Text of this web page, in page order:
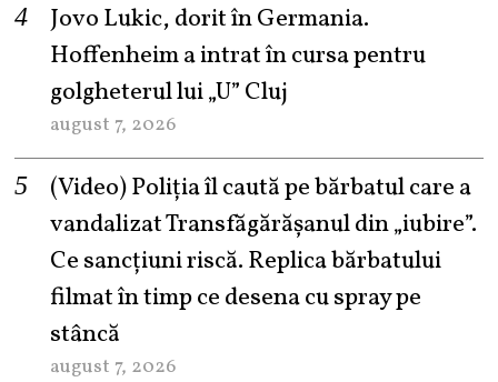
Jovo Lukic, dorit în Germania.
Hoffenheim a intrat în cursa pentru
golgheterul lui „U” Cluj
august 7, 2026
(Video) Poliția îl caută pe bărbatul care a
vandalizat Transfăgărășanul din „iubire”.
Ce sancțiuni riscă. Replica bărbatului
filmat în timp ce desena cu spray pe
stâncă
august 7, 2026